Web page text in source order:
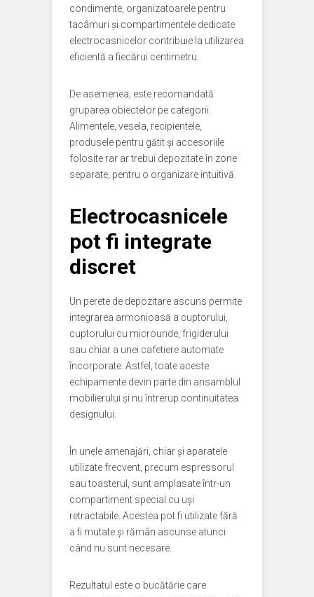
condimente, organizatoarele pentru
tacâmuri și compartimentele dedicate
electrocasnicelor contribuie la utilizarea
eficientă a fiecărui centimetru.
De asemenea, este recomandată
gruparea obiectelor pe categorii.
Alimentele, vesela, recipientele,
produsele pentru gătit și accesoriile
folosite rar ar trebui depozitate în zone
separate, pentru o organizare intuitivă.
Electrocasnicele
pot fi integrate
discret
Un perete de depozitare ascuns permite
integrarea armonioasă a cuptorului,
cuptorului cu microunde, frigiderului
sau chiar a unei cafetiere automate
încorporate. Astfel, toate aceste
echipamente devin parte din ansamblul
mobilierului și nu întrerup continuitatea
designului.
În unele amenajări, chiar și aparatele
utilizate frecvent, precum espressorul
sau toasterul, sunt amplasate într-un
compartiment special cu uși
retractabile. Acestea pot fi utilizate fără
a fi mutate și rămân ascunse atunci
când nu sunt necesare.
Rezultatul este o bucătărie care